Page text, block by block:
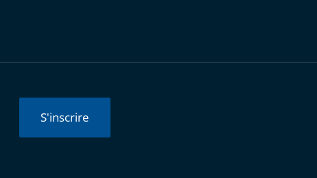
S'inscrire